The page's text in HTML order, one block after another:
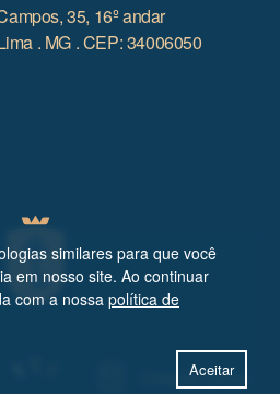
35, 16º andar
. MG . CEP: 34006050
Cotação online
similares para que você
em nosso site. Ao continuar
com a nossa política de
Aceitar